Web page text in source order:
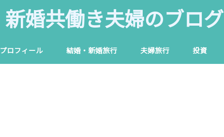
新婚共働き夫婦のブログ
プロフィール 結婚・新婚旅行 夫婦旅行 投資